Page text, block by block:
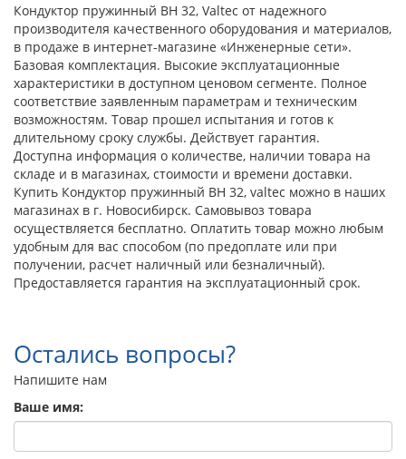
Кондуктор пружинный ВН 32, Valtec от надежного
производителя качественного оборудования и материалов,
в продаже в интернет-магазине «Инженерные сети».
Базовая комплектация. Высокие эксплуатационные
характеристики в доступном ценовом сегменте. Полное
соответствие заявленным параметрам и техническим
возможностям. Товар прошел испытания и готов к
длительному сроку службы. Действует гарантия.
Доступна информация о количестве, наличии товара на
складе и в магазинах, стоимости и времени доставки.
Купить Кондуктор пружинный ВН 32, valtec можно в наших
магазинах в г. Новосибирск. Самовывоз товара
осуществляется бесплатно. Оплатить товар можно любым
удобным для вас способом (по предоплате или при
получении, расчет наличный или безналичный).
Предоставляется гарантия на эксплуатационный срок.
Остались вопросы?
Напишите нам
Ваше имя: